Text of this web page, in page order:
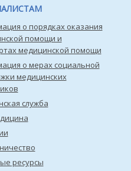
о порядках оказания
помощи и
медицинской помощи
о мерах социальной
медицинских
служба
ресурсы